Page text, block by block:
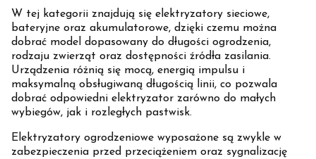
W tej kategorii znajdują się elektryzatory sieciowe,
bateryjne oraz akumulatorowe, dzięki czemu można
dobrać model dopasowany do długości ogrodzenia,
rodzaju zwierząt oraz dostępności źródła zasilania.
Urządzenia różnią się mocą, energią impulsu i
maksymalną obsługiwaną długością linii, co pozwala
dobrać odpowiedni elektryzator zarówno do małych
wybiegów, jak i rozległych pastwisk.
Elektryzatory ogrodzeniowe wyposażone są zwykle w
zabezpieczenia przed przeciążeniem oraz sygnalizację